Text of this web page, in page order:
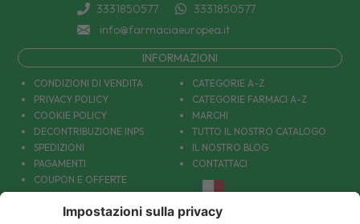
3331850577
3331850577
info@farmaciaeuropea.it
INFORMAZIONI
CONDIZIONI DI VENDITA
PRIVACY POLICY
COOKIE POLICY
DECONTRIBUZIONE INPS
SPEDIZIONI
PAGAMENTI
COUPON E OFFERTE
PATOLOGIE: CAUSE E RIMEDI
CATEGORIE A-Z
CATEGORIE FARMACI A-Z
MARCHI
TUTTO IL NOSTRO CATALOGO
IL NOSTRO BLOG
CONTATTACI